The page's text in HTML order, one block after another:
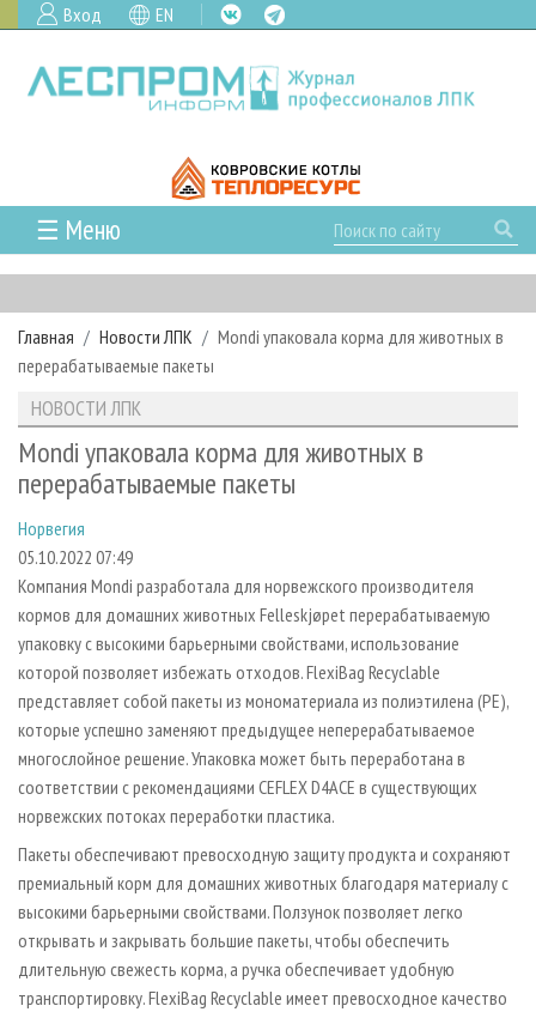
Вход EN
☰ Меню
ГЛАВНАЯ
РУБРИКИ И ТЕМЫ
РУБРИКИ ЖУРНАЛА
ЛЕСОЗАГОТОВКА
ЛЕСОПИЛЕНИЕ
СУШКА ДРЕВЕСИНЫ
ПРОИЗВОДСТВО ДРЕВЕСНЫХ ПЛИТ
ДЕРЕВЯННОЕ ДОМОСТРОЕНИЕ
ПРОИЗВОДСТВО МЕБЕЛИ
БИОЭНЕРГЕТИКА
ЦБП
ИНСТРУМЕНТ И МАТЕРИАЛЫ
НОВОСТИ
НОВОСТИ ЛПК
НОВОСТИ ЖУРНАЛА
ПРОЕКТЫ ЛПИ
АНАЛИТИКА
ПРЕДПРИЯТИЯ ЛПК
ПЕРСОНЫ
МОБИЛЬНЫЕ ВЫСТАВКИ
ОФИЦИАЛЬНЫЕ ДЕЛЕГАЦИИ
ПРИОРИТЕТНЫЕ ИНВЕСТПРОЕКТЫ
RUSSIAN FORESTRY REVIEW
ГАЗЕТА ЛЕСПРОМФОРУМ
БИБЛИОТЕКА СПЕЦИАЛИСТА
АРХИВ
АРХИВ ЖУРНАЛОВ
О ЖУРНАЛЕ
КОНТАКТЫ
РЕКЛАМОДАТЕЛЯМ
РЕКЛАМА
РЕКЛАМА НА САЙТЕ
Главная Новости ЛПК
Mondi упаковала корма для животных в
перерабатываемые пакеты
НОВОСТИ ЛПК
Mondi упаковала корма для животных в
перерабатываемые пакеты
Норвегия
05.10.2022 07:49
Компания Mondi разработала для норвежского производителя
кормов для домашних животных Felleskjøpet перерабатываемую
упаковку с высокими барьерными свойствами, использование
которой позволяет избежать отходов. FlexiBag Recyclable
представляет собой пакеты из мономатериала из полиэтилена (PE),
которые успешно заменяют предыдущее неперерабатываемое
многослойное решение. Упаковка может быть переработана в
соответствии с рекомендациями CEFLEX D4ACE в существующих
норвежских потоках переработки пластика.
Пакеты обеспечивают превосходную защиту продукта и сохраняют
премиальный корм для домашних животных благодаря материалу с
высокими барьерными свойствами. Ползунок позволяет легко
открывать и закрывать большие пакеты, чтобы обеспечить
длительную свежесть корма, а ручка обеспечивает удобную
транспортировку. FlexiBag Recyclable имеет превосходное качество